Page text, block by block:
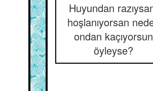
Huyundan
hoşlanıyorsan
ondan kaçıyorsun
öyleyse?